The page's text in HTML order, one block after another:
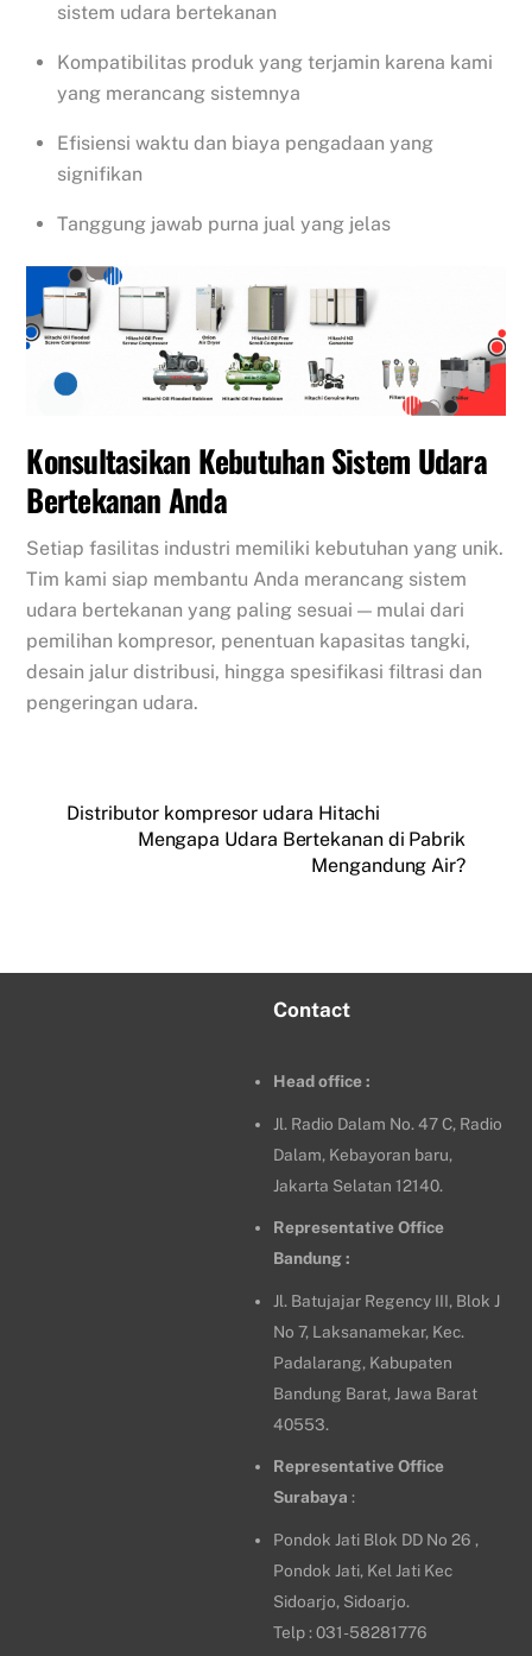
sistem udara bertekanan
Kompatibilitas produk yang terjamin karena kami
yang merancang sistemnya
Efisiensi waktu dan biaya pengadaan yang
signifikan
Tanggung jawab purna jual yang jelas
Konsultasikan Kebutuhan Sistem Udara
Bertekanan Anda
Setiap fasilitas industri memiliki kebutuhan yang unik.
Tim kami siap membantu Anda merancang sistem
udara bertekanan yang paling sesuai — mulai dari
pemilihan kompresor, penentuan kapasitas tangki,
desain jalur distribusi, hingga spesifikasi filtrasi dan
pengeringan udara.
Distributor kompresor udara Hitachi
Mengapa Udara Bertekanan di Pabrik
Mengandung Air?
Contact
Head office :
Jl. Radio Dalam No. 47 C, Radio
Dalam, Kebayoran baru,
Jakarta Selatan 12140.
Representative Office
Bandung :
Jl. Batujajar Regency III, Blok J
No 7, Laksanamekar, Kec.
Padalarang, Kabupaten
Bandung Barat, Jawa Barat
40553.
Representative Office
Surabaya :
Pondok Jati Blok DD No 26 ,
Pondok Jati, Kel Jati Kec
Sidoarjo, Sidoarjo.
Telp : 031-58281776